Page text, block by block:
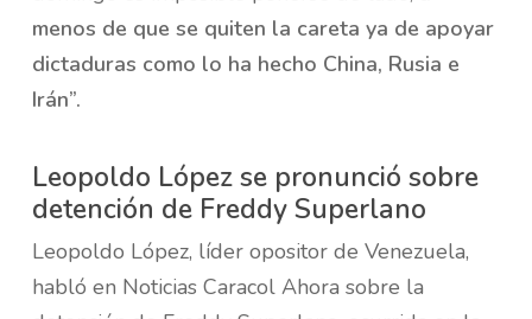
menos de que se quiten la careta ya de apoyar
dictaduras como lo ha hecho China, Rusia e
Irán”.
Leopoldo López se pronunció sobre
detención de Freddy Superlano
Leopoldo López, líder opositor de Venezuela,
habló en Noticias Caracol Ahora sobre la